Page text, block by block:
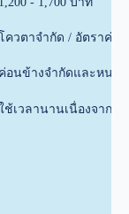
ควตาจำกัด / อัตราค่าบ
ค่อนข้างจำกัดและหนา
ช้เวลานานเนื่องจากปั